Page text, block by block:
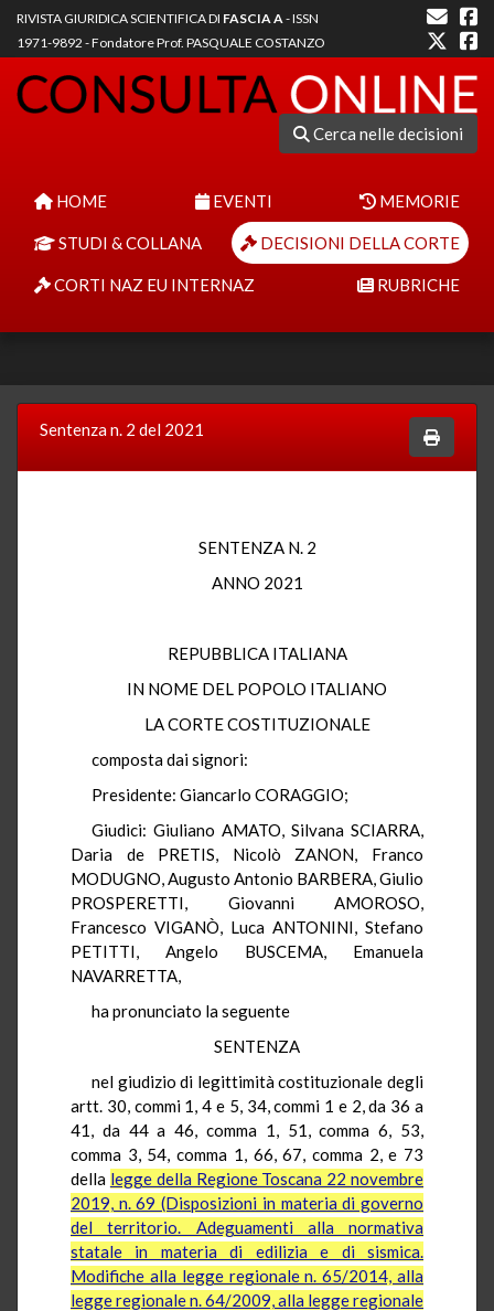
RIVISTA GIURIDICA SCIENTIFICA DI FASCIA A- ISSN
1971-9892 - Fondatore Prof. PASQUALE COSTANZO
Cerca nelle decisioni
HOME EVENTI MEMORIE
STUDI & COLLANA DECISIONI DELLA CORTE
CORTI NAZ EU INTERNAZ RUBRICHE
Sentenza n. 2 del 2021
SENTENZA N. 2
ANNO 2021
REPUBBLICA ITALIANA
IN NOME DEL POPOLO ITALIANO
LA CORTE COSTITUZIONALE
composta dai signori:
Presidente: Giancarlo CORAGGIO;
Giudici: Giuliano AMATO, Silvana SCIARRA,
Daria de PRETIS, Nicolò ZANON, Franco
MODUGNO, Augusto Antonio BARBERA, Giulio
PROSPERETTI, Giovanni AMOROSO,
Francesco VIGANÒ, Luca ANTONINI, Stefano
PETITTI, Angelo BUSCEMA, Emanuela
NAVARRETTA,
ha pronunciato la seguente
SENTENZA
nel giudizio di legittimità costituzionale degli
artt. 30, commi 1, 4 e 5, 34, commi 1 e 2, da 36 a
41, da 44 a 46, comma 1, 51, comma 6, 53,
comma 3, 54, comma 1, 66, 67, comma 2, e 73
della legge della Regione Toscana 22 novembre
2019, n. 69 (Disposizioni in materia di governo
del territorio. Adeguamenti alla normativa
statale in materia di edilizia e di sismica.
Modifiche alla legge regionale n. 65/2014, alla
legge regionale n. 64/2009, alla legge regionale